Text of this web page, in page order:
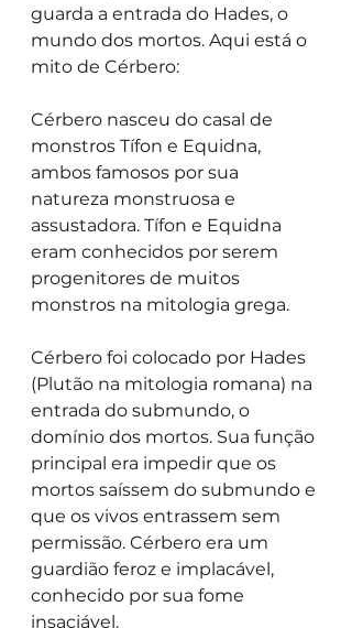
guarda a entrada do Hades, o
mundo dos mortos. Aqui está o
mito de Cérbero:
Cérbero nasceu do casal de
monstros Tífon e Equidna,
ambos famosos por sua
natureza monstruosa e
assustadora. Tífon e Equidna
eram conhecidos por serem
progenitores de muitos
monstros na mitologia grega.
Cérbero foi colocado por Hades
(Plutão na mitologia romana) na
entrada do submundo, o
domínio dos mortos. Sua função
principal era impedir que os
mortos saíssem do submundo e
que os vivos entrassem sem
permissão. Cérbero era um
guardião feroz e implacável,
conhecido por sua fome
insaciável.